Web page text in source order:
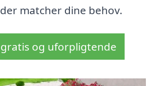
matcher dine behov.
og uforpligtende